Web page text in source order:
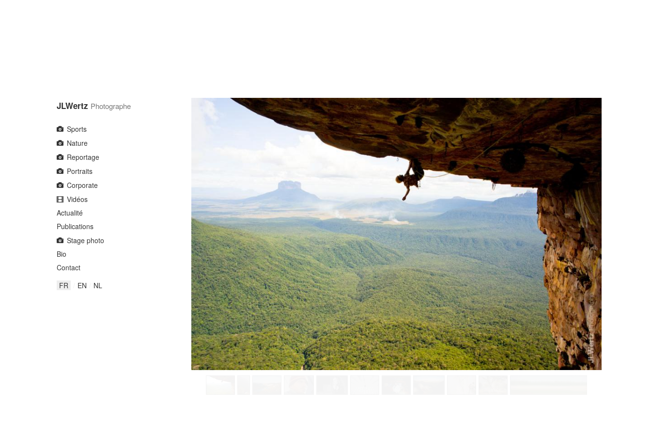
JLWertz Photographe
Sports
Nature
Reportage
Portraits
Corporate
Vidéos
Actualité
Publications
Stage photo
Bio
Contact
FR
EN NL